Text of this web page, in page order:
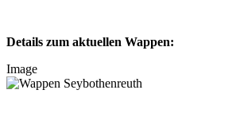
Details zum aktuellen Wappen:
Image